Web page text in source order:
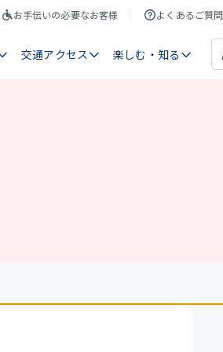
お手伝いの必要なお客様 よくあるご質問
交通アクセス 楽しむ・知る